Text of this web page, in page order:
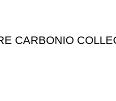
CARBONIO